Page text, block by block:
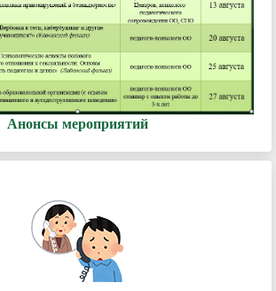
Анонсы мероприятий